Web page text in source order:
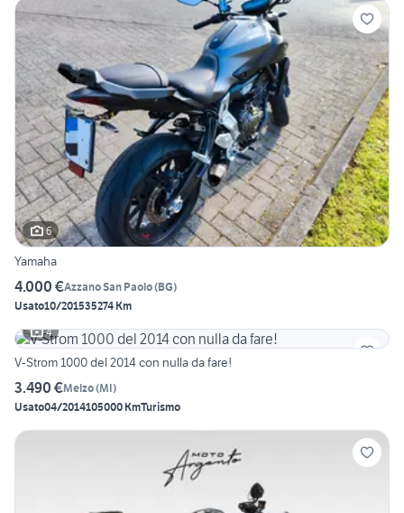
6
Yamaha
4.000 €Azzano San Paolo(BG)
Usato10/201535274 Km
4
V-Strom 1000 del 2014 con nulla da fare!
3.490 €Melzo(MI)
Usato04/2014105000 KmTurismo